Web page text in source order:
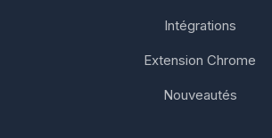
Intégrations
Extension Chrome
Nouveautés